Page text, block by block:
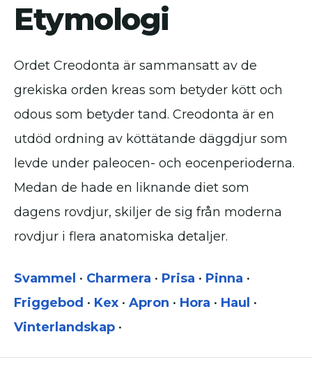
Etymologi
Ordet Creodonta är sammansatt av de
grekiska orden kreas som betyder kött och
odous som betyder tand. Creodonta är en
utdöd ordning av köttätande däggdjur som
levde under paleocen- och eocenperioderna.
Medan de hade en liknande diet som
dagens rovdjur, skiljer de sig från moderna
rovdjur i flera anatomiska detaljer.
Svammel • Charmera • Prisa • Pinna •
Friggebod • Kex • Apron • Hora • Haul •
Vinterlandskap •